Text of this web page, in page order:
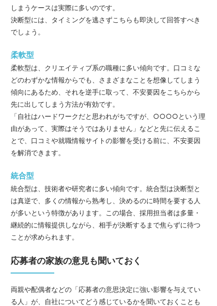
しまうケースは実際に多いのです。
決断型には、タイミングを逃さずこちらも即決して回答すべき
でしょう。
柔軟型
柔軟型は、クリエイティブ系の職種に多い傾向です。口コミな
どのわずかな情報からでも、さまざまなことを想像してしまう
傾向にあるため、それを逆手に取って、不安要因をこちらから
先に出してしまう方法が有効です。
「自社はハードワークだと思われがちですが、○○○○という理
由があって、実際はそうではありません」などと先に伝えるこ
とで、口コミや就職情報サイトの影響を受ける前に、不安要因
を解消できます。
統合型
統合型は、技術者や研究者に多い傾向です。統合型は決断型と
は真逆で、多くの情報から熟考し、決めるのに時間を要する人
が多いという特徴があります。この場合、採用担当者は多量・
継続的に情報提供しながら、相手が決断するまで焦らずに待つ
ことが求められます。
応募者の家族の意見も聞いておく
両親や配偶者などの「応募者の意思決定に強い影響を与えてい
る人」が、自社についてどう感じているかを聞いておくことも